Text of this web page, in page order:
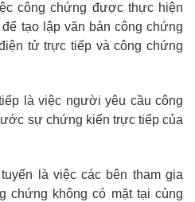
công chứng được thực hiện
tạo lập văn bản công chứng
tử trực tiếp và công chứng
là việc người yêu cầu công
sự chứng kiến trực tiếp của
là việc các bên tham gia
chứng không có mặt tại cùng